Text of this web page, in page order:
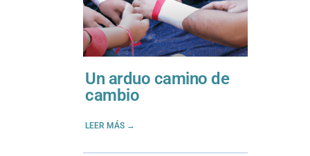
Un arduo camino de
cambio
LEER MÁS →